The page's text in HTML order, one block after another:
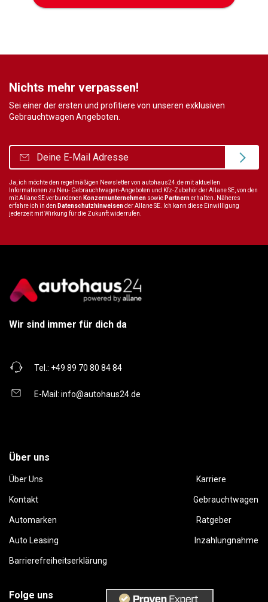
Nichts mehr verpassen!
Sei einer der ersten und profitiere von unseren exklusiven
Gebrauchtwagen Angeboten.
Ja, ich möchte den regelmäßigen Newsletter von autohaus24.de mit aktuellen
Informationen zu Neu- Gebrauchtwagen-Angeboten und Kfz-Zubehör der Allane SE, von den
mit Allane SE verbundenen Konzernunternehmen sowie Partnernerhalten. Näheres
erfahre ich in den Datenschutzhinweisender Allane SE. Ich kann diese Einwilligung
jederzeit mit Wirkung für die Zukunft widerrufen.
Wir sind immer für dich da
Tel.: +49 89 70 80 84 84
E-Mail: info@autohaus24.de
Über uns
Über Uns Karriere
Kontakt Gebrauchtwagen
Automarken Ratgeber
Auto Leasing Inzahlungnahme
Barrierefreiheitserklärung
Folge uns